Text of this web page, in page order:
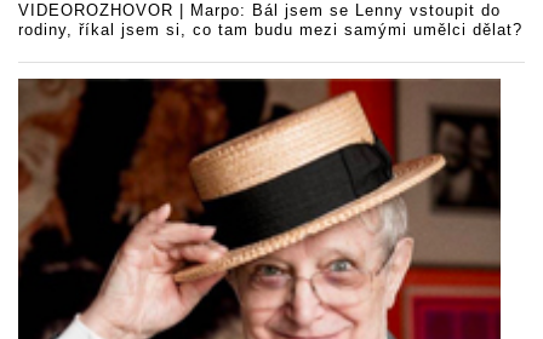
VIDEOROZHOVOR | Marpo: Bál jsem se Lenny vstoupit do
rodiny, říkal jsem si, co tam budu mezi samými umělci dělat?